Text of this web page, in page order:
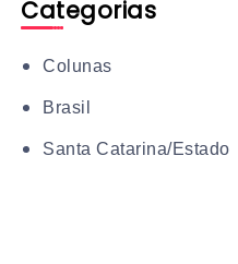
Categorias
Colunas
Brasil
Santa Catarina/Estado